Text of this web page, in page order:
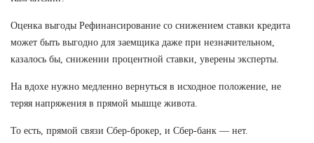
Оценка выгоды Рефинансирование со снижением ставки кредита
может быть выгодно для заемщика даже при незначительном,
казалось бы, снижении процентной ставки, уверены эксперты.
На вдохе нужно медленно вернуться в исходное положение, не
теряя напряжения в прямой мышце живота.
То есть, прямой связи Сбер-брокер, и Сбер-банк — нет.